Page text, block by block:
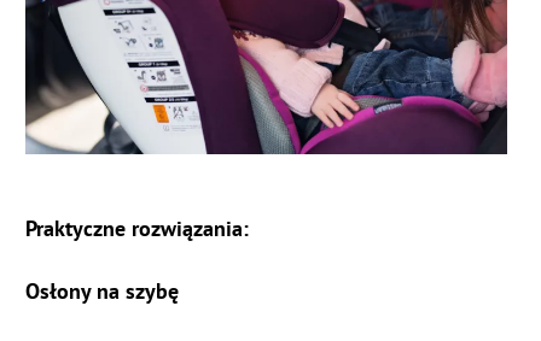
Praktyczne rozwiązania:
Osłony na szybę